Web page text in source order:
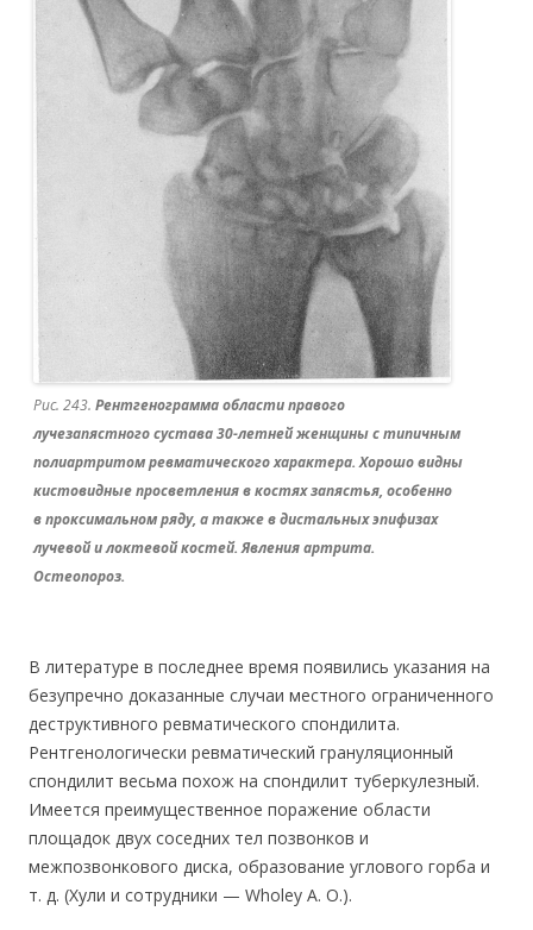
Рис. 243. Рентгенограмма области правого
лучезапястного сустава 30-летней женщины с типичным
полиартритом ревматического характера. Хорошо видны
кистовидные просветления в костях запястья, особенно
в проксимальном ряду, а также в дистальных эпифизах
лучевой и локтевой костей. Явления артрита.
Остеопороз.
В литературе в последнее время появились указания на
безупречно доказанные случаи местного ограниченного
деструктивного ревматического спондилита.
Рентгенологически ревматический грануляционный
спондилит весьма похож на спондилит туберкулезный.
Имеется преимущественное поражение области
площадок двух соседних тел позвонков и
межпозвонкового диска, образование углового горба и
т. д. (Хули и сотрудники — Wholey А. О.).